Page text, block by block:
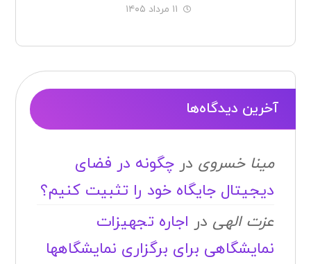
۱۱ مرداد ۱۴۰۵
آخرین دیدگاه‌ها
مینا خسروی درچگونه در فضای
دیجیتال جایگاه خود را تثبیت کنیم؟
عزت الهی در اجاره تجهیزات
نمایشگاهی برای برگزاری نمایشگاهها